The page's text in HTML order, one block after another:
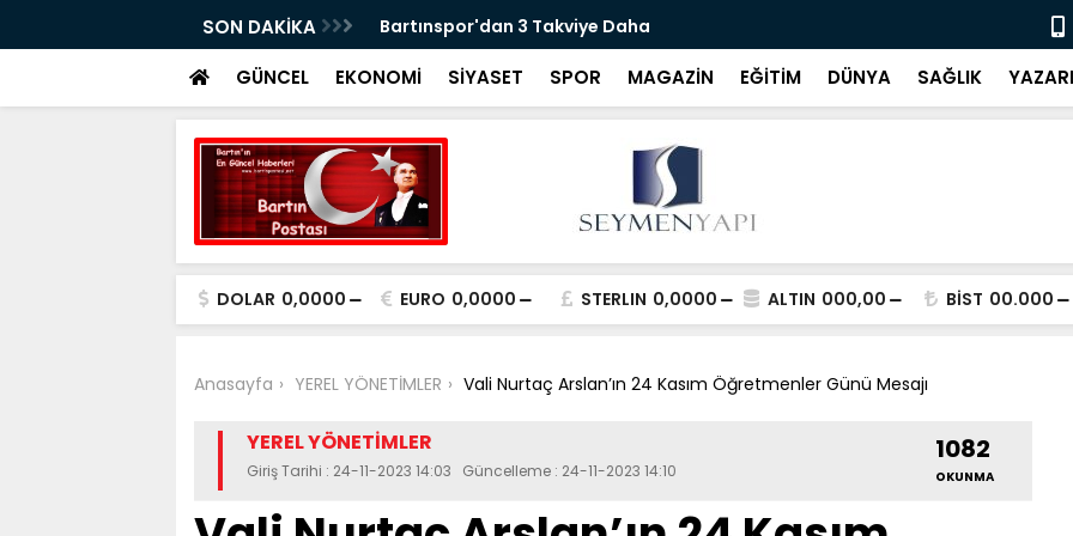
SON DAKİKA Bartınspor'dan 3 Takviye Daha Bartın
GÜNCEL EKONOMİ SİYASET SPOR MAGAZİN EĞİTİM DÜNYA SAĞLIK
DOLAR 0,0000 EURO 0,0000 STERLIN 0,0000 ALTIN 000,00 BİST 00.000
Anasayfa YEREL YÖNETİMLER Vali Nurtaç Arslan’ın 24 Kasım Öğretmenler Günü Mesajı
YEREL YÖNETİMLER
Giriş Tarihi : 24-11-2023 14:03 Güncelleme : 24-11-2023 14:10
1082
OKUNMA